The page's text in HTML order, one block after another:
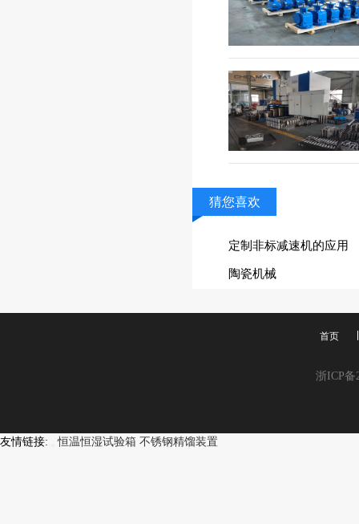
猜您喜欢
定制非标减速机的应用
陶瓷机械
首页
浙ICP备
友情链接: 恒温恒湿试验箱 不锈钢精馏装置